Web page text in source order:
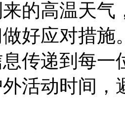
的高温天
好应对措施
传递到每一
活动时间，